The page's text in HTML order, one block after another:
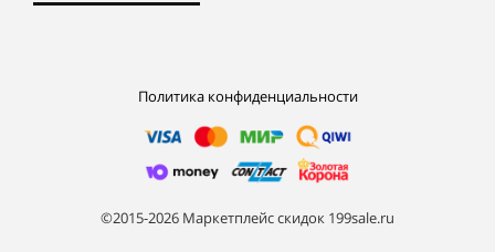
Политика конфиденциальности
©2015-2026 Маркетплейс скидок 199sale.ru